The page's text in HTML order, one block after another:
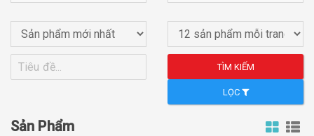
TÌM KIẾM
LỌC
Sản Phẩm